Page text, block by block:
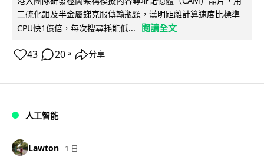
二硫化鉬及半金屬銻克服傳輸瓶頸，漢明距離計算速度比標準
CPU快1億倍，每次搜尋耗能低...
閱讀全文
43 20 ↗ 分享
人工智能
Lawton 1 日